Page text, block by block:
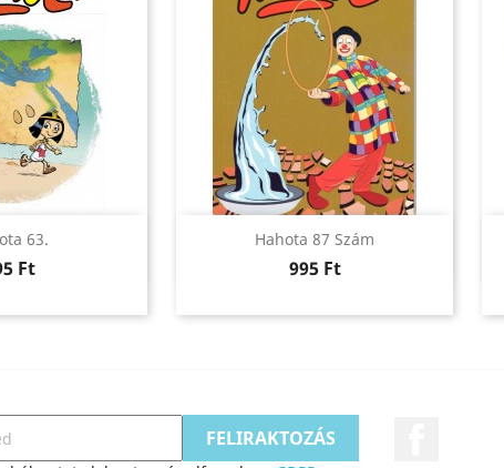
63.
Ft
Hahota 87 Szám
Ár
995 Ft
Előnézet